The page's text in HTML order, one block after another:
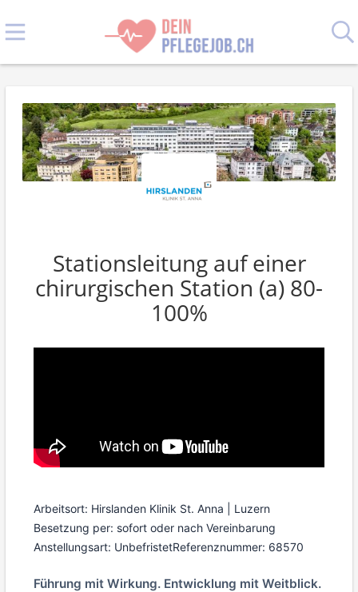
Stationsleitung auf einer
chirurgischen Station (a) 80-
100%
Arbeitsort: Hirslanden Klinik St. Anna | Luzern
Besetzung per: sofort oder nach Vereinbarung
Anstellungsart: UnbefristetReferenznummer: 68570
Führung mit Wirkung. Entwicklung mit Weitblick.